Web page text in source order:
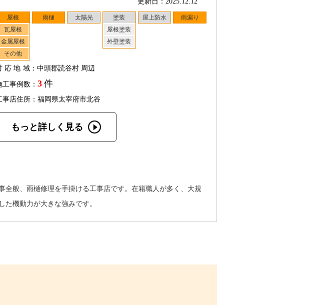
屋根
瓦屋根
金属屋根
その他
雨樋 太陽光
塗装
屋根塗装
外壁塗装
屋上防水 雨漏り
応地域：中頭郡読谷村 周辺
工事例数： 3 件
事店住所：福岡県太宰府市北谷
もっと詳しく見る
般、雨樋修理を手掛ける工事店です。在籍職人が多く、大規
機動力が大きな強みです。